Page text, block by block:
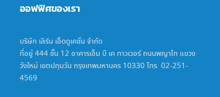
ออฟฟิศของเรา
บริษัท เลิร์น เอ็ดดูเคชั่น จำกัด
ที่อยู่ 444 ชั้น 12 อาคารเอ็ม บี เค ทาวเวอร์ ถนนพญาไท แขวง
วังใหม่ เขตปทุมวัน กรุงเทพมหานคร 10330 โทร 02-251-
4569